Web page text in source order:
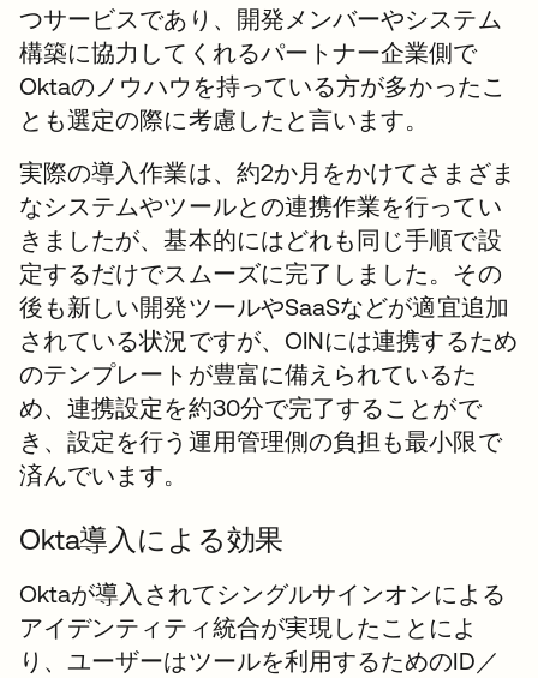
つサービスであり、開発メンバーやシステム
構築に協力してくれるパートナー企業側で
Oktaのノウハウを持っている方が多かったこ
とも選定の際に考慮したと言います。
実際の導入作業は、約2か月をかけてさまざま
なシステムやツールとの連携作業を行ってい
きましたが、基本的にはどれも同じ手順で設
定するだけでスムーズに完了しました。その
後も新しい開発ツールやSaaSなどが適宜追加
されている状況ですが、OINには連携するため
のテンプレートが豊富に備えられているた
め、連携設定を約30分で完了することがで
き、設定を行う運用管理側の負担も最小限で
済んでいます。
Okta導入による効果
Oktaが導入されてシングルサインオンによる
アイデンティティ統合が実現したことによ
り、ユーザーはツールを利用するためのID／